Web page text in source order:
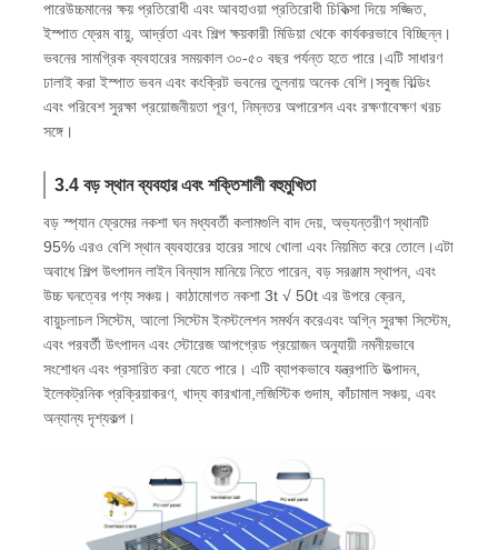
পারেউচ্চমানের ক্ষয় প্রতিরোধী এবং আবহাওয়া প্রতিরোধী চিকিত্সা দিয়ে সজ্জিত,
ইস্পাত ফ্রেম বায়ু, আর্দ্রতা এবং শিল্প ক্ষয়কারী মিডিয়া থেকে কার্যকরভাবে বিচ্ছিন্ন।
ভবনের সামগ্রিক ব্যবহারের সময়কাল ৩০-৫০ বছর পর্যন্ত হতে পারে।এটি সাধারণ
ঢালাই করা ইস্পাত ভবন এবং কংক্রিট ভবনের তুলনায় অনেক বেশি।সবুজ বিল্ডিং
এবং পরিবেশ সুরক্ষা প্রয়োজনীয়তা পূরণ, নিম্নতর অপারেশন এবং রক্ষণাবেক্ষণ খরচ
সঙ্গে।
3.4 বড় স্থান ব্যবহার এবং শক্তিশালী বহুমুখিতা
বড় স্প্যান ফ্রেমের নকশা ঘন মধ্যবর্তী কলামগুলি বাদ দেয়, অভ্যন্তরীণ স্থানটি
95% এরও বেশি স্থান ব্যবহারের হারের সাথে খোলা এবং নিয়মিত করে তোলে।এটা
অবাধে শিল্প উৎপাদন লাইন বিন্যাস মানিয়ে নিতে পারেন, বড় সরঞ্জাম স্থাপন, এবং
উচ্চ ঘনত্বের পণ্য সঞ্চয়। কাঠামোগত নকশা 3t √ 50t এর উপরে ক্রেন,
বায়ুচলাচল সিস্টেম, আলো সিস্টেম ইনস্টলেশন সমর্থন করেএবং অগ্নি সুরক্ষা সিস্টেম,
এবং পরবর্তী উৎপাদন এবং স্টোরেজ আপগ্রেড প্রয়োজন অনুযায়ী নমনীয়ভাবে
সংশোধন এবং প্রসারিত করা যেতে পারে। এটি ব্যাপকভাবে যন্ত্রপাতি উত্পাদন,
ইলেকট্রনিক প্রক্রিয়াকরণ, খাদ্য কারখানা,লজিস্টিক গুদাম, কাঁচামাল সঞ্চয়, এবং
অন্যান্য দৃশ্যকল্প।